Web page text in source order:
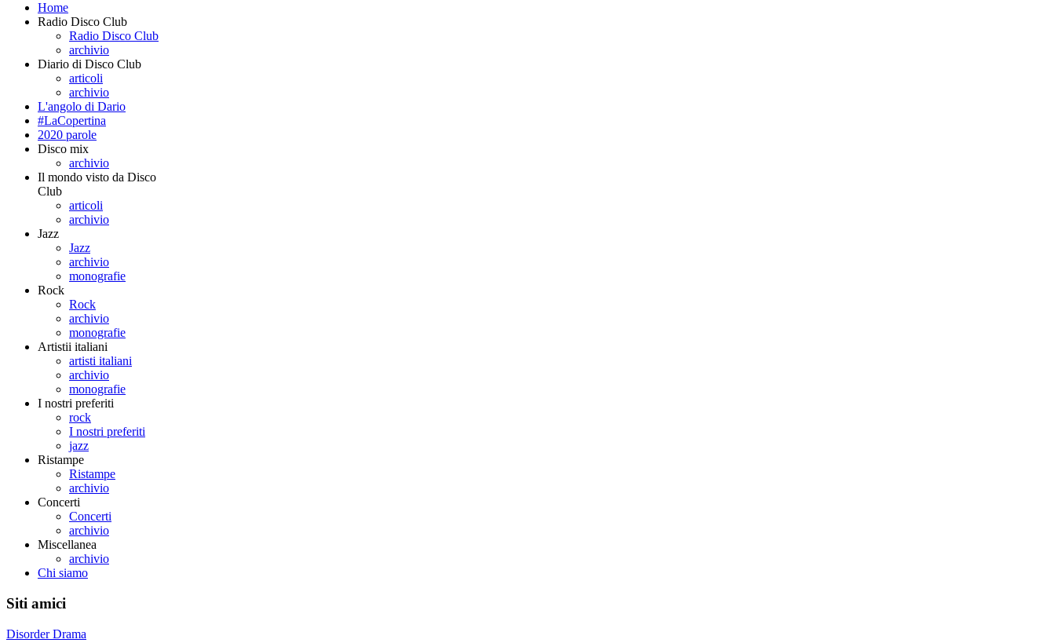
Home
Radio Disco Club
Radio Disco Club
archivio
Diario di Disco Club
articoli
archivio
L'angolo di Dario
#LaCopertina
2020 parole
Disco mix
archivio
Il mondo visto da Disco
Club
articoli
archivio
Jazz
Jazz
archivio
monografie
Rock
Rock
archivio
monografie
Artistii italiani
artisti italiani
archivio
monografie
I nostri preferiti
rock
I nostri preferiti
jazz
Ristampe
Ristampe
archivio
Concerti
Concerti
archivio
Miscellanea
archivio
Chi siamo
Siti amici
Disorder Drama